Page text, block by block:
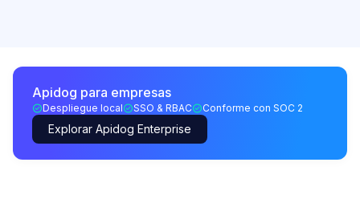
Apidog para empresas
Despliegue local SSO & RBAC Conforme con SOC 2
Explorar Apidog Enterprise